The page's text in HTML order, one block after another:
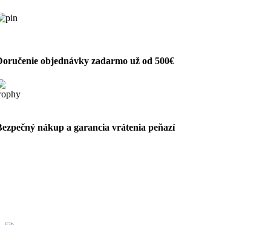
objednávky zadarmo už od 500€
nákup a garancia vrátenia peňazí